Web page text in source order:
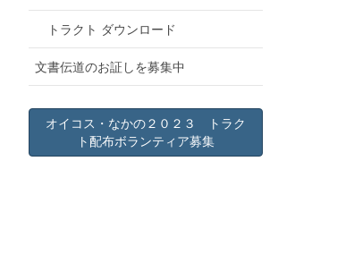
トラクト ダウンロード
文書伝道のお証しを募集中
オイコス・なかの２０２３ トラク
ト配布ボランティア募集